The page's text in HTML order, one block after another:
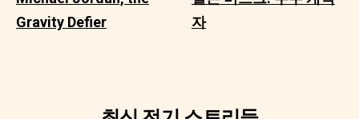
Gravity Defier
자